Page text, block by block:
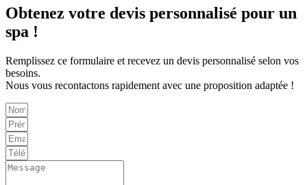
Obtenez votre devis personnalisé pour un
spa !
Remplissez ce formulaire et recevez un devis personnalisé selon vos
besoins.
Nous vous recontactons rapidement avec une proposition adaptée !